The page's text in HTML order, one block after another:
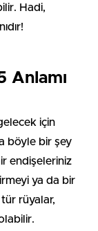
Hadi,
Anlamı
için
böyle bir şey
endişeleriniz
ya da bir
rüyalar,